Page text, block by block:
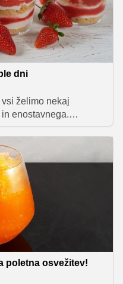
dni
želimo nekaj
enostavnega.
izbira, saj ne
in preprosta. Idealna
nekaj lepega za goste
poletna osvežitev!